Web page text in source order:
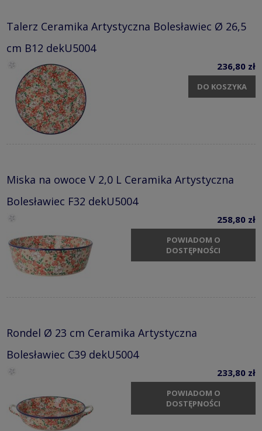
Talerz Ceramika Artystyczna Bolesławiec Ø 26,5
cm B12 dekU5004
236,80 zł
DO KOSZYKA
Miska na owoce V 2,0 L Ceramika Artystyczna
Bolesławiec F32 dekU5004
258,80 zł
POWIADOM O
DOSTĘPNOŚCI
Rondel Ø 23 cm Ceramika Artystyczna
Bolesławiec C39 dekU5004
233,80 zł
POWIADOM O
DOSTĘPNOŚCI